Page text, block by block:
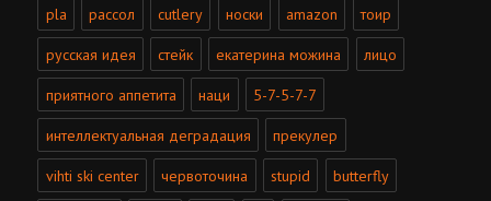
pla рассол cutlery носки amazon тоир
русская идея стейк екатерина можина лицо
приятного аппетита наци 5-7-5-7-7
интеллектуальная деградация прекулер
vihti ski center червоточина stupid butterfly